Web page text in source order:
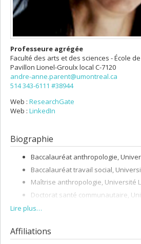
Professeure agrégée
Faculté des arts et des sciences - École
Pavillon Lionel-Groulxlocal C-7120
andre-anne.parent@umontreal.ca
514 343-6111 #38944
Web : ResearchGate
Web : LinkedIn
Biographie
Baccalauréat anthropologie,
Baccalauréat travail social,
Maîtrise anthropologie, Université
Doctorat santé communautaire,
Stage postdoctoral, Chaire de
Lire plus…
Affiliations